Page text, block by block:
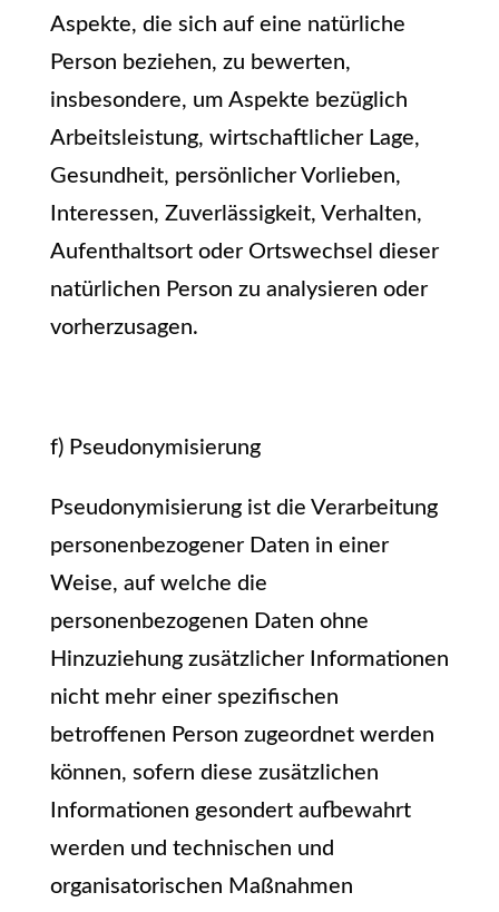
Aspekte, die sich auf eine natürliche
Person beziehen, zu bewerten,
insbesondere, um Aspekte bezüglich
Arbeitsleistung, wirtschaftlicher Lage,
Gesundheit, persönlicher Vorlieben,
Interessen, Zuverlässigkeit, Verhalten,
Aufenthaltsort oder Ortswechsel dieser
natürlichen Person zu analysieren oder
vorherzusagen.
f) Pseudonymisierung
Pseudonymisierung ist die Verarbeitung
personenbezogener Daten in einer
Weise, auf welche die
personenbezogenen Daten ohne
Hinzuziehung zusätzlicher Informationen
nicht mehr einer spezifischen
betroffenen Person zugeordnet werden
können, sofern diese zusätzlichen
Informationen gesondert aufbewahrt
werden und technischen und
organisatorischen Maßnahmen